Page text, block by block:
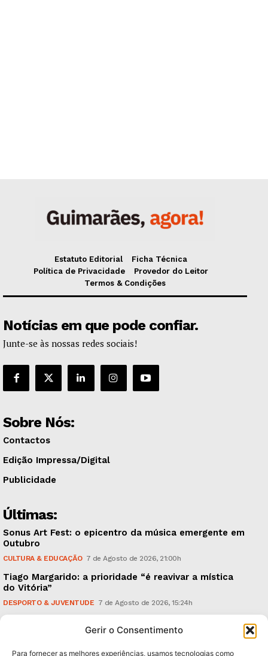
Gerir o Consentimento
Para fornecer as melhores experiências, usamos tecnologias como
Estatuto Editorial
Ficha Técnica
Política de Privacidade
Provedor do Leitor
Termos & Condições
Notícias em que pode confiar.
Junte-se às nossas redes sociais!
Sobre Nós:
Contactos
Edição Impressa/Digital
Publicidade
Últimas:
Sonus Art Fest: o epicentro da música emergente em
Outubro
CULTURA & EDUCAÇÃO 7 de Agosto de 2026, 21:00h
Tiago Margarido: a prioridade “é reavivar a mística
do Vitória”
DESPORTO & JUVENTUDE 7 de Agosto de 2026, 15:24h
caudais e antecipa situações de risco